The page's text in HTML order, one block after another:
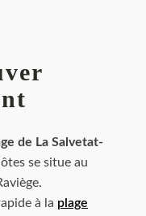
de La Salvetat-
se situe au
à la plage